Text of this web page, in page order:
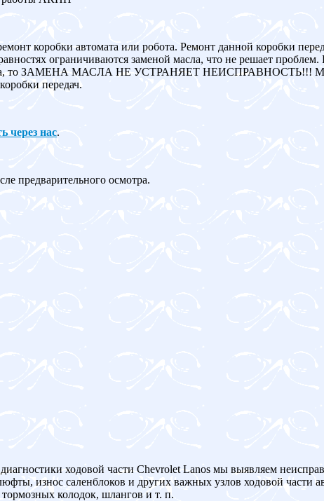
коробки автомата или робота. Ремонт данной коробки
ограничиваются заменой масла, что не решает
то ЗАМЕНА МАСЛА НЕ УСТРАНЯЕТ НЕИСПРАВНОСТЬ!!!
передач.
через нас.
предварительного осмотра.
ходовой части Chevrolet Lanos мы выявляем
износ саленблоков и других важных узлов ходовой части
колодок, шлангов и т. п.